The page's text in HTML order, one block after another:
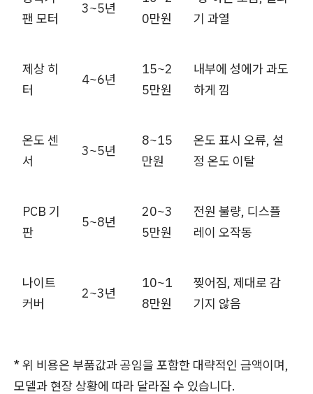
팬 모터
3~5년
0만원
기 과열
제상 히
터
4~6년
15~2
5만원
내부에 성에가 과도
하게 낌
온도 센
서
3~5년
8~15
만원
온도 표시 오류, 설
정 온도 이탈
PCB 기
판
5~8년
20~3
5만원
전원 불량, 디스플
레이 오작동
나이트
커버
2~3년
10~1
8만원
찢어짐, 제대로 감
기지 않음
* 위 비용은 부품값과 공임을 포함한 대략적인 금액이며,
모델과 현장 상황에 따라 달라질 수 있습니다.